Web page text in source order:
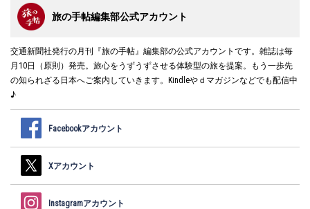
旅の手帖編集部公式アカウント
交通新聞社発行の月刊『旅の手帖』編集部の公式アカウントです。雑誌は毎
月10日（原則）発売。旅心をうずうずさせる体験型の旅を提案。もう一歩先
の知られざる日本へご案内していきます。Kindleやｄマガジンなどでも配信中
♪
Facebookアカウント
Xアカウント
Instagramアカウント